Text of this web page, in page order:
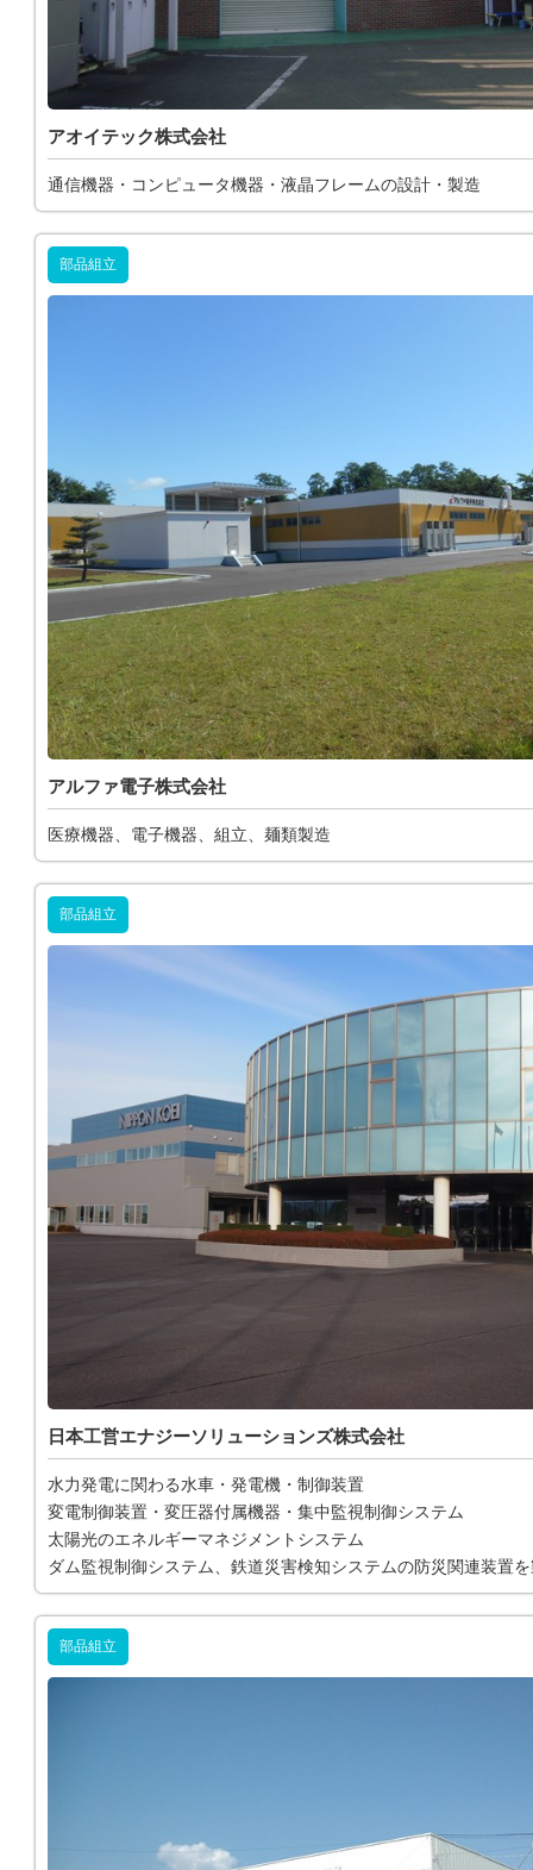
アオイテック株式会社
通信機器・コンピュータ機器・液晶フレームの設計・製造
部品組立
アルファ電子株式会社
医療機器、電子機器、組立、麺類製造
部品組立
日本工営エナジーソリューションズ株式会社
水力発電に関わる水車・発電機・制御装置
変電制御装置・変圧器付属機器・集中監視制御システム
太陽光のエネルギーマネジメントシステム
ダム監視制御システム、鉄道災害検知システムの防災関連装置
部品組立